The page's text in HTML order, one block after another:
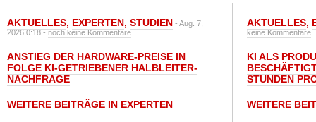
AKTUELLES, EXPERTEN, STUDIEN - Aug. 7,
2026 0:18 -noch keine Kommentare
ANSTIEG DER HARDWARE-PREISE IN
FOLGE KI-GETRIEBENER HALBLEITER-
NACHFRAGE
WEITERE BEITRÄGE IN EXPERTEN
AKTUELLES,
keine Kommentare
KI ALS
STUNDEN
WEITERE